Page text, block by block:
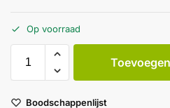
Op voorraad
Boodschappenlijst